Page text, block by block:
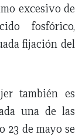
excesivo de
fosfórico,
fijación del
también es
una de las
23 de mayo se